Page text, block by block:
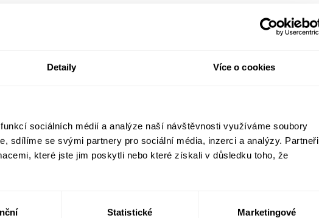
Detaily Více o cookies
sociálních médií a analýze naší návštěvnosti využíváme soubory
sdílíme se svými partnery pro sociální média, inzerci a analýzy. Partneři
které jste jim poskytli nebo které získali v důsledku toho, že
Statistické Marketingové